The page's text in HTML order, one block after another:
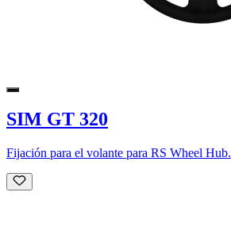
SIM GT 320
Fijación para el volante para RS Wheel Hub.